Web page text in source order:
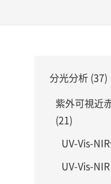
分光分析 (37)
紫外可視近
(21)
UV-Vis-
UV-Vis-